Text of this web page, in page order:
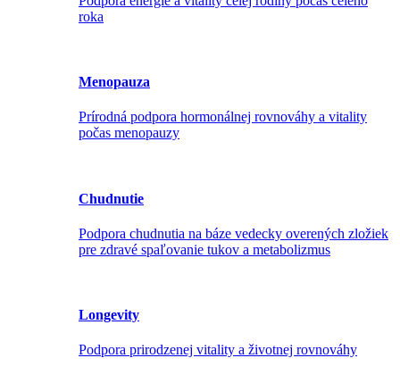
roka
Menopauza
Prírodná podpora hormonálnej rovnováhy a vitality
počas menopauzy
Chudnutie
Podpora chudnutia na báze vedecky overených zložiek
pre zdravé spaľovanie tukov a metabolizmus
Longevity
Podpora prirodzenej vitality a životnej rovnováhy